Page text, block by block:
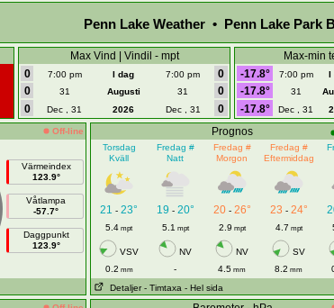
Penn Lake Weather • Penn Lake Park
Max Vind | Vindil - mpt
0
7:00 pm I dag 7:00 pm
0
0
31 Augusti 31
0
0
Dec , 31 2026 Dec , 31 0
Max-min
-17.8°
7:00 pm I
-17.8°
31
-17.8°
Dec , 31
Off-line
Värmeindex
123.9°
Våtlampa
-57.7°
Daggpunkt
123.9°
Prognos
Torsdag
Kväll
Fredag ​​#
Natt
Fredag ​​#
Morgon
Fredag ​​#
Eftermiddag
21 - 23° 19 - 20° 20- 26° 23 - 24°
5.4 mpt 5.1 mpt 2.9 mpt 4.7 mpt
VSV NV NV SV
0.2 mm - 4.5 mm 8.2 mm
Detaljer - Timtaxa - Hel sida